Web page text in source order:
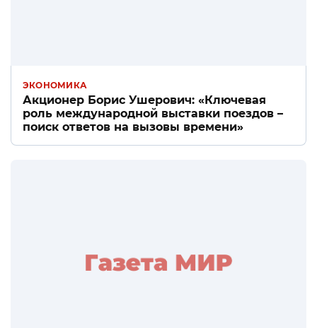
ЭКОНОМИКА
Акционер Борис Ушерович: «Ключевая
роль международной выставки поездов –
поиск ответов на вызовы времени»